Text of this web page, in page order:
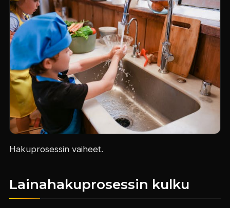
Hakuprosessin vaiheet.
Lainahakuprosessin kulku